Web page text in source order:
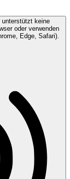
unterstützt keine
oder verwenden
Edge, Safari).